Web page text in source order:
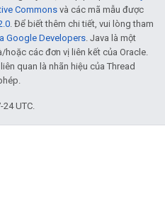
Commons và các mã mẫu được
. Để biết thêm chi tiết, vui lòng tham
Google Developers . Java là một
các đơn vị liên kết của Oracle.
quan là nhãn hiệu của Thread
UTC.